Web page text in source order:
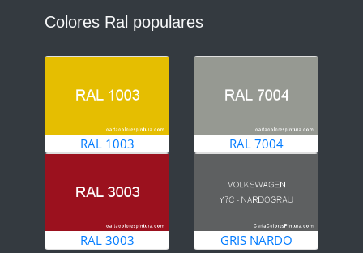
Colores Ral populares
RAL 1003 RAL 7004
RAL 3003 GRIS NARDO